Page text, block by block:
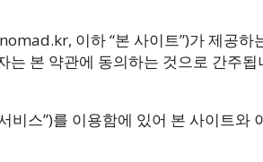
이하 “본 사이트”)가 제공하
본 약관에 동의하는 것으로 간주됩
스”)를 이용함에 있어 본 사이트와